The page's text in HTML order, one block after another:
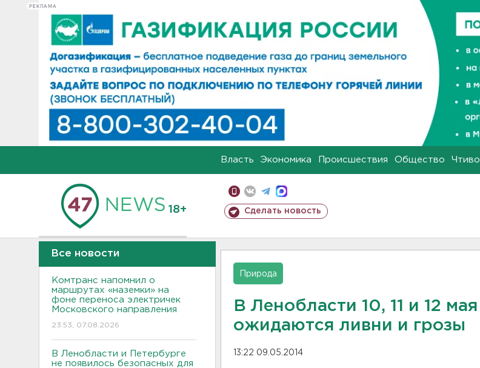
РЕКЛАМА
Власть Экономика Происшествия Общество Чтиво
18+ Сделать новость
Все новости
Комтранс напомнил о
маршрутах «наземки» на
фоне переноса электричек
Московского направления
23:53, 07.08.2026
В Ленобласти и Петербурге
не появилось безопасных для
Природа
В Ленобласти 10, 11 и 12 мая
ожидаются ливни и грозы
13:22 09.05.2014